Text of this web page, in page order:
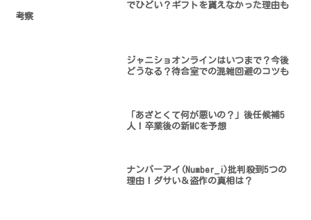
でひどい？ギフトを貰えなかった理由も
考察
ジャニショオンラインはいつまで？今後
どうなる？待合室での混雑回避のコツも
「あざとくて何が悪いの？」後任候補5
人！卒業後の新MCを予想
ナンバーアイ(Number_i)批判殺到5つの
理由！ダサい＆盗作の真相は？